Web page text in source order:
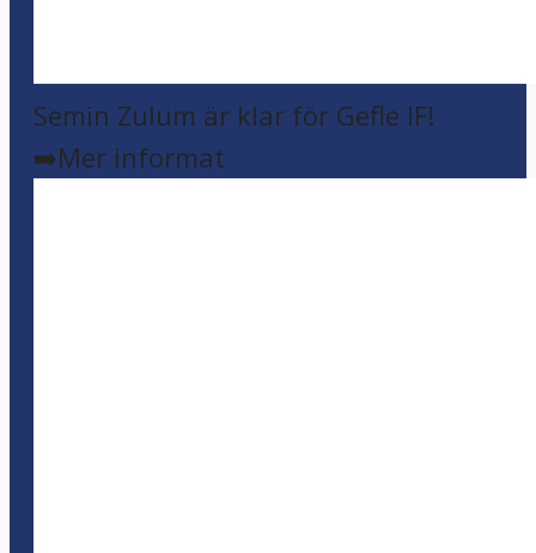
Semin Zulum är klar för Gefle IF!
➡️Mer informat